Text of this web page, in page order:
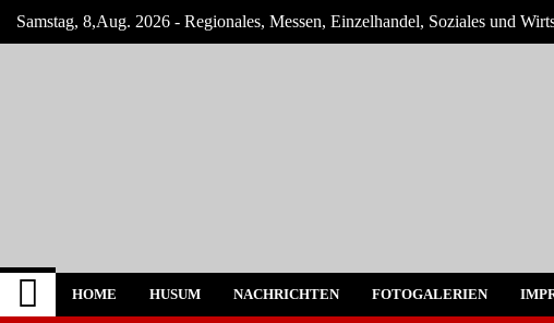
Skip
Samstag, 8,Aug. 2026 - Regionales, Messen, Einzelhandel, Soziales und
Husum-Online
Nachrichten und Events für Husum und
HOME HUSUM NACHRICHTEN FOTOGALERIEN